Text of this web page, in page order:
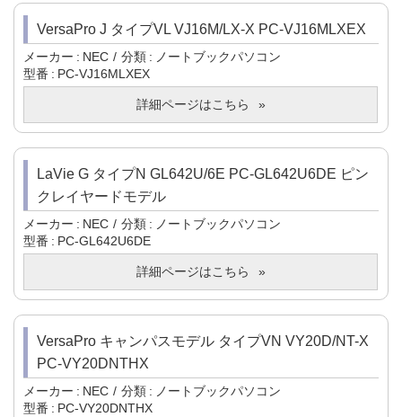
VersaPro J タイプVL VJ16M/LX-X PC-VJ16MLXEX
メーカー NEC 分類
ノートブックパソコン
型番
PC-VJ16MLXEX
詳細ページはこちら
LaVie G タイプN GL642U/6E PC-GL642U6DE ピン
クレイヤードモデル
メーカー NEC 分類
ノートブックパソコン
型番
PC-GL642U6DE
詳細ページはこちら
VersaPro キャンパスモデル タイプVN VY20D/NT-X
PC-VY20DNTHX
メーカー NEC 分類
ノートブックパソコン
型番
PC-VY20DNTHX